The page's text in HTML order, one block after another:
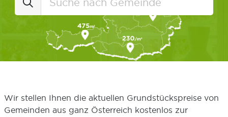
Wir stellen Ihnen die aktuellen Grundstückspreise von
Gemeinden aus ganz Österreich kostenlos zur